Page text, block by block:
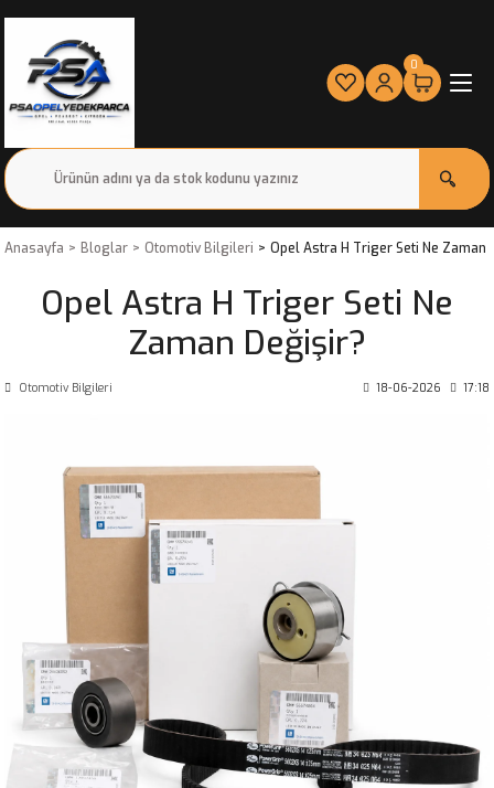
0
Anasayfa Bloglar Otomotiv Bilgileri Opel Astra H Triger Seti Ne Zaman
Opel Astra H Triger Seti Ne
Zaman Değişir?
Otomotiv Bilgileri 18-06-2026 17:18